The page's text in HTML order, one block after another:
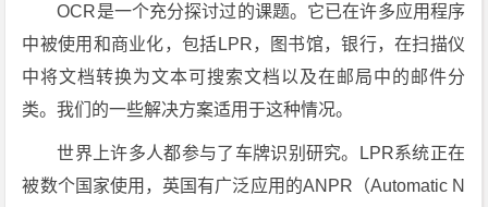
OCR是一个充分探讨过的课题。它已在许多应用程序
中被使用和商业化，包括LPR，图书馆，银行，在扫描仪
中将文档转换为文本可搜索文档以及在邮局中的邮件分
类。我们的一些解决方案适用于这种情况。
世界上许多人都参与了车牌识别研究。LPR系统正在
被数个国家使用，英国有广泛应用的ANPR（Automatic N